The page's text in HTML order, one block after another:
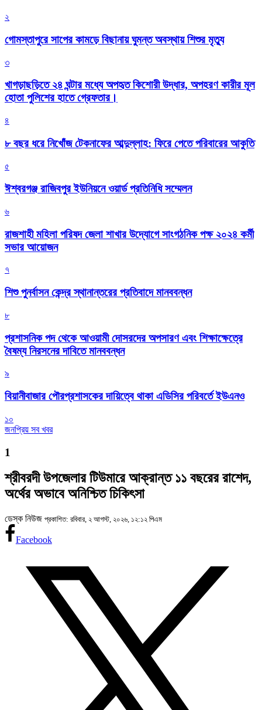
২
গোমস্তাপুরে সাপের কামড়ে বিছানায় ঘুমন্ত অবস্থায় শিশুর মৃত্যু
৩
খাগড়াছড়িতে ২৪ ঘন্টার মধ্যে অপহৃত কিশোরী উদ্ধার, অপহরণ কারীর মূল
হোতা পুলিশের হাতে গ্রেফতার।
৪
৮ বছর ধরে নিখোঁজ টেকনাফের আব্দুল্লাহ: ফিরে পেতে পরিবারের আকুতি
৫
ঈশ্বরগঞ্জ রাজিবপুর ইউনিয়নে ওয়ার্ড প্রতিনিধি সম্মেলন
৬
রাজশাহী মহিলা পরিষদ জেলা শাখার উদ্যোগে সাংগঠনিক পক্ষ ২০২৪ কর্মী
সভার আয়োজন
৭
শিশু পুনর্বাসন কেন্দ্র স্থানান্তরের প্রতিবাদে মানববন্ধন
৮
প্রশাসনিক পদ থেকে আওয়ামী দোসরদের অপসারণ এবং শিক্ষাক্ষেত্রে
বৈষম্য নিরসনের দাবিতে মানববন্ধন
৯
বিয়ানীবাজার পৌরপ্রশাসকের দায়িত্বে থাকা এডিসির পরিবর্তে ইউএনও
১০
জনপ্রিয় সব খবর
1
শ্রীবরদী উপজেলার টিউমারে আক্রান্ত ১১ বছরের রাশেদ,
অর্থের অভাবে অনিশ্চিত চিকিৎসা
ডেস্ক নিউজ প্রকাশিত: রবিবার, ২ আগস্ট, ২০২৬, ১২:১২ পিএম
Facebook